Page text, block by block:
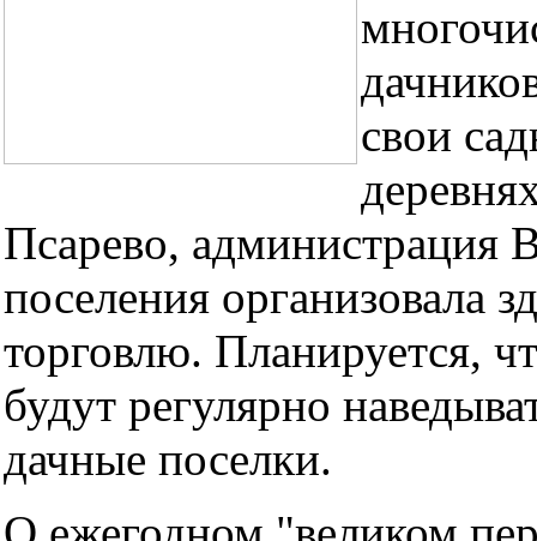
свои
Псарево, администрация
поселения организовала
торговлю. Планируется,
будут регулярно
дачные поселки.